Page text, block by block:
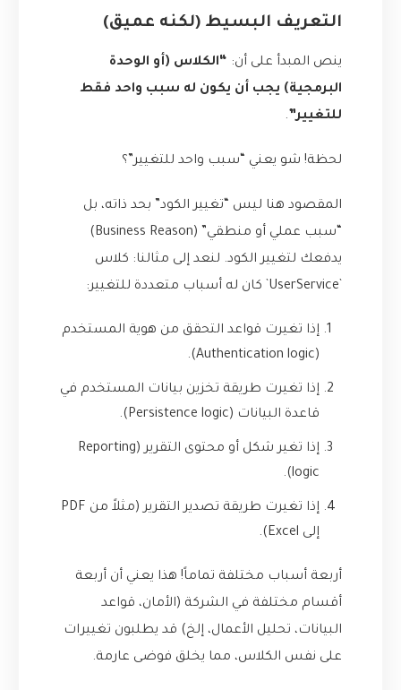
التعريف البسيط (لكنه عميق)
ينص المبدأ على أن: “الكلاس (أو الوحدة
البرمجية) يجب أن يكون له سبب واحد فقط
للتغيير” .
لحظة! شو يعني “سبب واحد للتغيير”؟
المقصود هنا ليس “تغيير الكود” بحد ذاته، بل
“سبب عملي أو منطقي” (Business Reason)
يدفعك لتغيير الكود. لنعد إلى مثالنا: كلاس
إذا تغيرت قواعد التحقق من هوية المستخدم
(Authentication logic).
إذا تغيرت طريقة تخزين بيانات المستخدم في
قاعدة البيانات (Persistence logic).
إذا تغير شكل أو محتوى التقرير (Reporting
logic).
إذا تغيرت طريقة تصدير التقرير (مثلاً من PDF
إلى Excel).
أربعة أسباب مختلفة تماماً! هذا يعني أن أربعة
أقسام مختلفة في الشركة (الأمان، قواعد
البيانات، تحليل الأعمال، إلخ) قد يطلبون تغييرات
على نفس الكلاس، مما يخلق فوضى عارمة.